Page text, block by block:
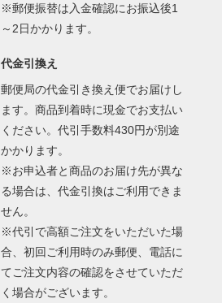
※郵便振替は入金確認にお振込後1
～2日かかります。
代金引換え
郵便局の代金引き換え便でお届けし
ます。商品到着時に現金でお支払い
ください。代引手数料430円が別途
かかります。
※お申込者と商品のお届け先が異な
る場合は、代金引換はご利用できま
せん。
※代引で高額ご注文をいただいた場
合、初回ご利用時のみ郵便、電話に
てご注文内容の確認をさせていただ
く場合がございます。